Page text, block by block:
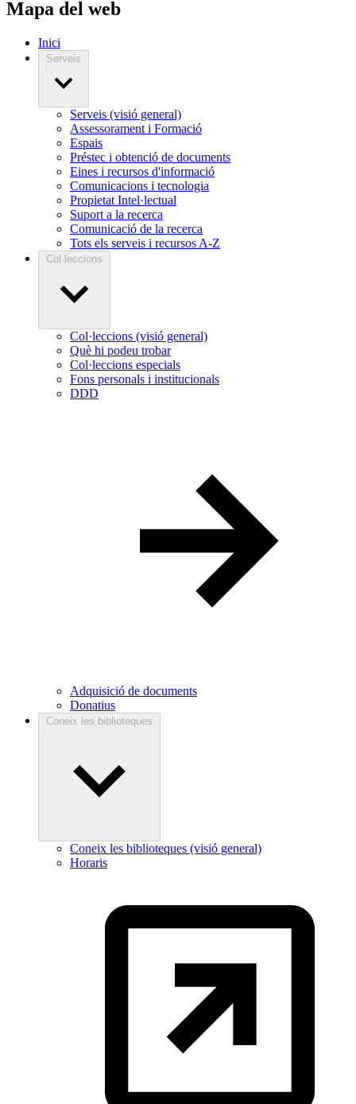
Mapa del web
Inici
Serveis
Serveis (visió general)
Assessorament i Formació
Espais
Préstec i obtenció de documents
Eines i recursos d'informació
Comunicacions i tecnologia
Propietat Intel·lectual
Suport a la recerca
Comunicació de la recerca
Tots els serveis i recursos A-Z
Col·leccions
Col·leccions (visió general)
Què hi podeu trobar
Col·leccions especials
Fons personals i institucionals
DDD
Adquisició de documents
Donatius
Coneix les biblioteques
Coneix les biblioteques (visió general)
Horaris